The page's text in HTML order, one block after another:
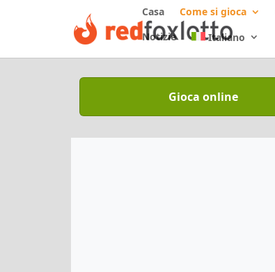
Casa Come si gioca
Notizie
Italiano
Gioca online